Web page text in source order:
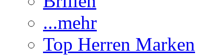
...mehr
Top Herren Marken